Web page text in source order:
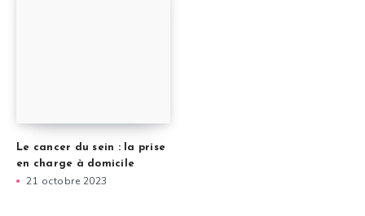
Le cancer du sein : la prise
en charge à domicile
21 octobre 2023